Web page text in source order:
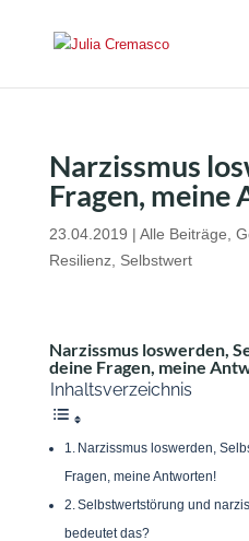
Narzissmus
Fragen, meine
23.04.2019 | Alle Beiträge
Resilienz, Selbstwert
Narzissmus loswerden,
deine Fragen, meine
Inhaltsverzeichnis
Narzissmus loswerden,
Fragen, meine Antworten!
Selbstwertstörung und
bedeutet das?